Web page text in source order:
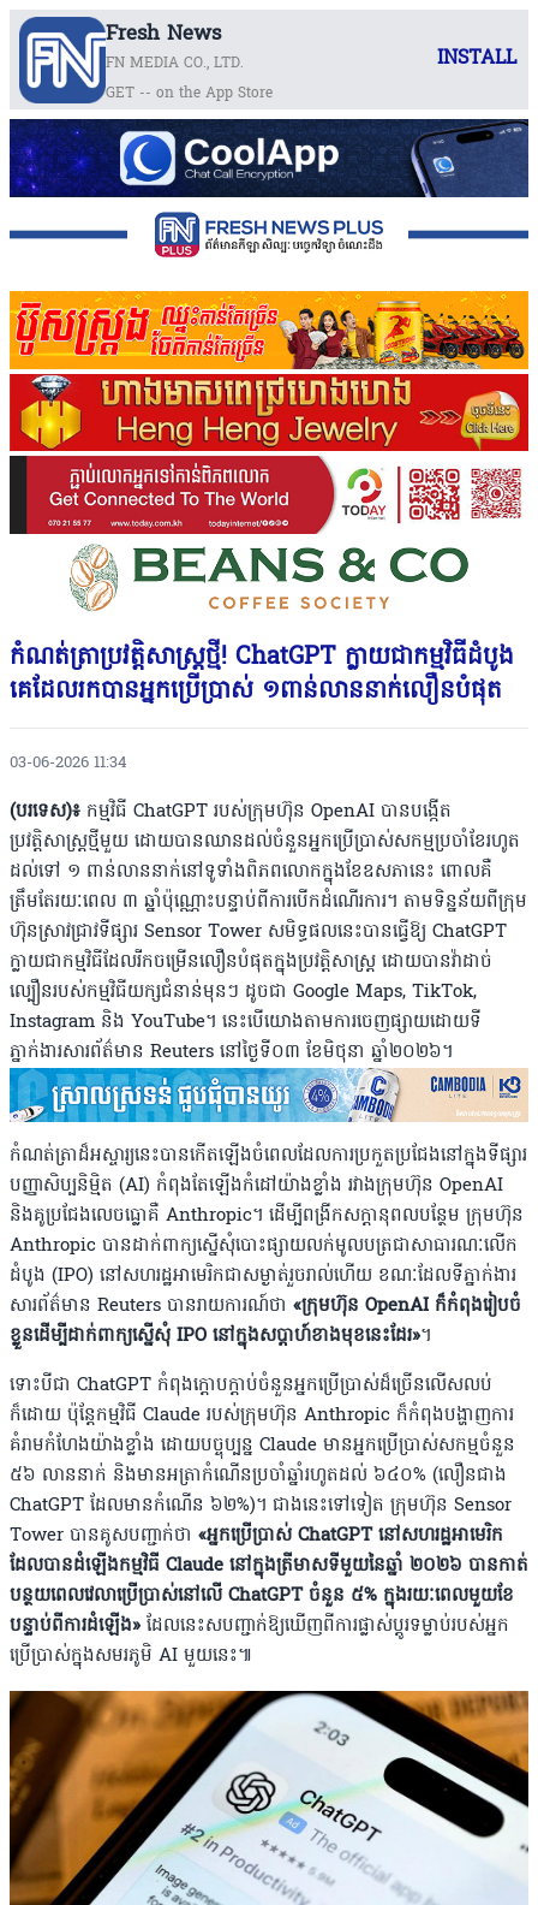
Fresh News
FN MEDIA CO., LTD.
GET -- on the App Store
INSTALL
កំណត់ត្រាប្រវត្តិសាស្ត្រថ្មី! ChatGPT ក្លាយជាកម្មវិធីដំបូង
គេដែលរកបានអ្នកប្រើប្រាស់ ១ពាន់លាននាក់លឿនបំផុត
03-06-2026 11:34
(បរទេស)៖ កម្មវិធី ChatGPT របស់ក្រុមហ៊ុន OpenAI បានបង្កើត
ប្រវត្តិសាស្ត្រថ្មីមួយ ដោយបានឈានដល់ចំនួនអ្នកប្រើប្រាស់សកម្មប្រចាំខែរហូត
ដល់ទៅ ១ ពាន់លាននាក់នៅទូទាំងពិភពលោកក្នុងខែឧសភានេះ ពោលគឺ
ត្រឹមតែរយៈពេល ៣ ឆ្នាំប៉ុណ្ណោះបន្ទាប់ពីការបើកដំណើរការ។ តាមទិន្នន័យពីក្រុម
ហ៊ុនស្រាវជ្រាវទីផ្សារ Sensor Tower សមិទ្ធផលនេះបានធ្វើឱ្យ ChatGPT
ក្លាយជាកម្មវិធីដែលរីកចម្រើនលឿនបំផុតក្នុងប្រវត្តិសាស្ត្រ ដោយបានវ៉ាដាច់
ល្បឿនរបស់កម្មវិធីយក្សជំនាន់មុនៗ ដូចជា Google Maps, TikTok,
Instagram និង YouTube។ នេះបើយោងតាមការចេញផ្សាយដោយទី
ភ្នាក់ងារសារព័ត៌មាន Reuters នៅថ្ងៃទី០៣ ខែមិថុនា ឆ្នាំ២០២៦។
កំណត់ត្រាដ៏អស្ចារ្យនេះបានកើតឡើងចំពេលដែលការប្រកួតប្រជែងនៅក្នុងទីផ្សារ
បញ្ញាសិប្បនិម្មិត (AI) កំពុងតែឡើងកំដៅយ៉ាងខ្លាំង រវាងក្រុមហ៊ុន OpenAI
និងគូប្រជែងលេចធ្លោគឺ Anthropic។ ដើម្បីពង្រីកសក្តានុពលបន្ថែម ក្រុមហ៊ុន
Anthropic បានដាក់ពាក្យស្នើសុំបោះផ្សាយលក់មូលបត្រជាសាធារណៈលើក
ដំបូង (IPO) នៅសហរដ្ឋអាមេរិកជាសម្ងាត់រួចរាល់ហើយ ខណៈដែលទីភ្នាក់ងារ
សារព័ត៌មាន Reuters បានរាយការណ៍ថា «ក្រុមហ៊ុន OpenAI ក៏កំពុងរៀបចំ
ខ្លួនដើម្បីដាក់ពាក្យស្នើសុំ IPO នៅក្នុងសប្តាហ៍ខាងមុខនេះដែរ»។
ទោះបីជា ChatGPT កំពុងក្តោបក្តាប់ចំនួនអ្នកប្រើប្រាស់ដ៏ច្រើនលើសលប់
ក៏ដោយ ប៉ុន្តែកម្មវិធី Claude របស់ក្រុមហ៊ុន Anthropic ក៏កំពុងបង្ហាញការ
គំរាមកំហែងយ៉ាងខ្លាំង ដោយបច្ចុប្បន្ន Claude មានអ្នកប្រើប្រាស់សកម្មចំនួន
៥៦ លាននាក់ និងមានអត្រាកំណើនប្រចាំឆ្នាំរហូតដល់ ៦៤០% (លឿនជាង
ChatGPT ដែលមានកំណើន ៦២%)។ ជាងនេះទៅទៀត ក្រុមហ៊ុន Sensor
Tower បានគូសបញ្ជាក់ថា «អ្នកប្រើប្រាស់ ChatGPT នៅសហរដ្ឋអាមេរិក
ដែលបានដំឡើងកម្មវិធី Claude នៅក្នុងត្រីមាសទីមួយនៃឆ្នាំ ២០២៦ បានកាត់
បន្ថយពេលវេលាប្រើប្រាស់នៅលើ ChatGPT ចំនួន ៥% ក្នុងរយៈពេលមួយខែ
បន្ទាប់ពីការដំឡើង» ដែលនេះសបញ្ជាក់ឱ្យឃើញពីការផ្លាស់ប្តូរទម្លាប់របស់អ្នក
ប្រើប្រាស់ក្នុងសមរភូមិ AI មួយនេះ៕